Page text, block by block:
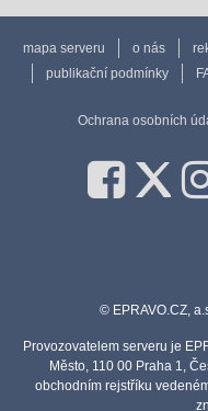
mapa serveru o nás
publikační podmínky
Ochrana osobních
© EPRAVO.CZ,
Provozovatelem serveru je
Město, 110 00 Praha 1,
obchodním rejstříku